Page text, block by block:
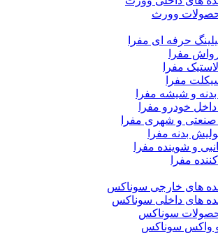
وورث
حرفه ای مفرا
مفرا
مفرا
مفرا
و شیشه مفرا
خودرو مفرا
و شهری مفرا
بدنه مفرا
و شوینده مفرا
مفرا
های خارجی سوناکس
های داخلی سوناکس
سوناکس
واکس سوناکس